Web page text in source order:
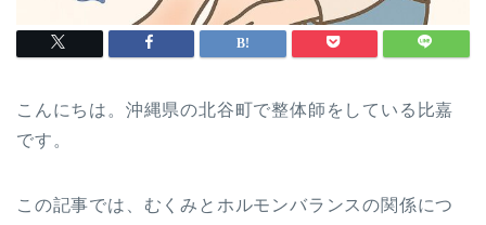
こんにちは。沖縄県の北谷町で整体師をしている比嘉
です。
この記事では、むくみとホルモンバランスの関係につ